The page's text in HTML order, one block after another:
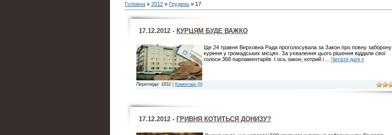
Головна » 2012 » Грудень » 17
17.12.2012 - КУРЦЯМ БУДЕ ВАЖКО
Ще 24 травня Верховна Рада проголосувала за Закон про повну заборону
куріння у громадських місцях. За ухвалення цього рішення віддали свої
голоси 368 парламентаріїв. І ось закон, котрий і
Читати далі »
Перегляди: 1832 | Коментарі (0)
17.12.2012 - ГРИВНЯ КОТИТЬСЯ ДОНИЗУ?